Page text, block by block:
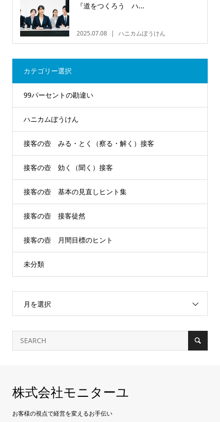
『道をつくろう ハ...
2025.07.08 ハニカムぼうけん
カテゴリー選択
99パーセントの勘違い
ハニカムぼうけん
接客の壺 みる・とく（察る・解く）接客
接客の壺 効く（聞く）接客
接客の壺 基本の見直しヒント集
接客の壺 接客徒然
接客の壺 月間目標のヒント
未分類
月を選択
株式会社モニターユ
お客様の視点で経営を変えるお手伝い